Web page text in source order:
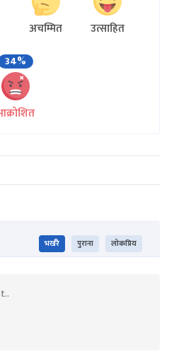
अचम्मित
उत्साहित
34%
भर्खरै पुराना लोकप्रिय